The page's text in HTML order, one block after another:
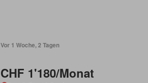
Vor 1 Woche, 2 Tagen
CHF 1'180/Monat